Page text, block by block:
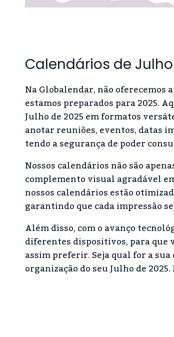
Calendários de
Na Globalendar, não oferecemos
estamos preparados para 2025.
Julho de 2025 em formatos
anotar reuniões, eventos, datas
tendo a segurança de poder
Nossos calendários não são
complemento visual agradável
nossos calendários estão
garantindo que cada impressão
Além disso, com o avanço
diferentes dispositivos, para que
assim preferir. Seja qual for a
organização do seu Julho de